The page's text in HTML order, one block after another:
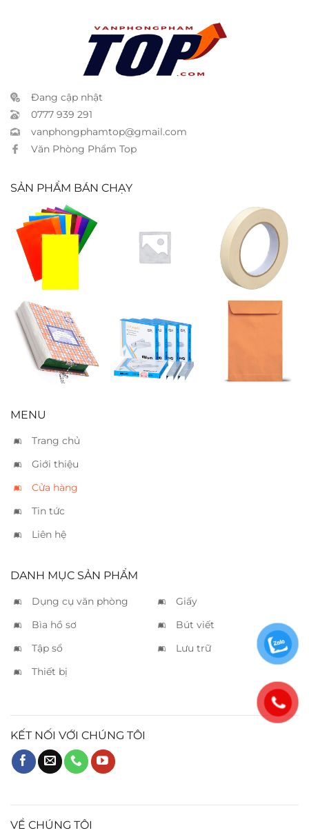
Đang cập nhật
0777 939 291
vanphongphamtop@gmail.com
Văn Phòng Phẩm Top
SẢN PHẨM BÁN CHẠY
Giấy thủ công Nơ gói quà
Băng keo giấy
2.5cm
Bìa 20 lá
Kim bấm
Kwtrio 23/08
MENU
Trang chủ
Giới thiệu
Cửa hàng
Tin tức
Liên hệ
DANH MỤC SẢN PHẨM
Dụng cụ văn phòng
Giấy
Bìa hồ sơ
Bút viết
Tập sổ
Lưu trữ
Thiết bị
KẾT NỐI VỚI CHÚNG TÔI
VỀ CHÚNG TÔI